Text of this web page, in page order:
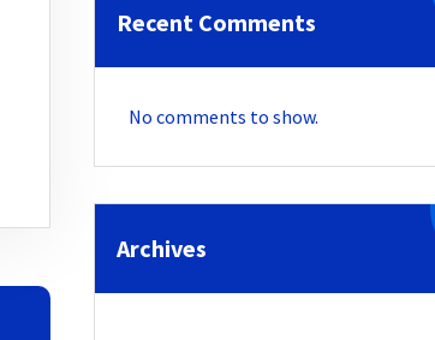
Recent Comments
No comments to show.
Archives